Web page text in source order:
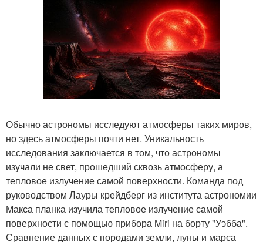
Обычно астрономы исследуют атмосферы таких миров,
но здесь атмосферы почти нет. Уникальность
исследования заключается в том, что астрономы
изучали не свет, прошедший сквозь атмосферу, а
тепловое излучение самой поверхности. Команда под
руководством Лауры крейдберг из института астрономии
Макса планка изучила тепловое излучение самой
поверхности с помощью прибора Miri на борту "Уэбба".
Сравнение данных с породами земли, луны и марса